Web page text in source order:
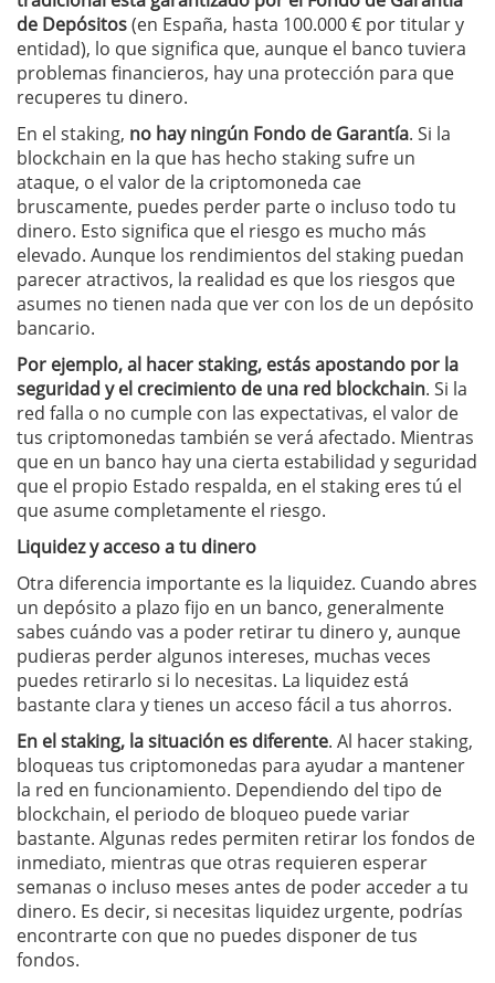
de Depósitos(en España, hasta 100.000 € por titular y
entidad), lo que significa que, aunque el banco tuviera
problemas financieros, hay una protección para que
recuperes tu dinero.
En el staking, no hay ningún Fondo de Garantía. Si la
blockchain en la que has hecho staking sufre un
ataque, o el valor de la criptomoneda cae
bruscamente, puedes perder parte o incluso todo tu
dinero. Esto significa que el riesgo es mucho más
elevado. Aunque los rendimientos del staking puedan
parecer atractivos, la realidad es que los riesgos que
asumes no tienen nada que ver con los de un depósito
bancario.
Por ejemplo, al hacer staking, estás apostando por la
seguridad y el crecimiento de una red blockchain. Si la
red falla o no cumple con las expectativas, el valor de
tus criptomonedas también se verá afectado. Mientras
que en un banco hay una cierta estabilidad y seguridad
que el propio Estado respalda, en el staking eres tú el
que asume completamente el riesgo.
Liquidez y acceso a tu dinero
Otra diferencia importante es la liquidez. Cuando abres
un depósito a plazo fijo en un banco, generalmente
sabes cuándo vas a poder retirar tu dinero y, aunque
pudieras perder algunos intereses, muchas veces
puedes retirarlo si lo necesitas. La liquidez está
bastante clara y tienes un acceso fácil a tus ahorros.
En el staking, la situación es diferente. Al hacer staking,
bloqueas tus criptomonedas para ayudar a mantener
la red en funcionamiento. Dependiendo del tipo de
blockchain, el periodo de bloqueo puede variar
bastante. Algunas redes permiten retirar los fondos de
inmediato, mientras que otras requieren esperar
semanas o incluso meses antes de poder acceder a tu
dinero. Es decir, si necesitas liquidez urgente, podrías
encontrarte con que no puedes disponer de tus
fondos.